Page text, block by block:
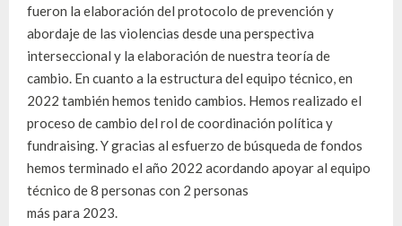
fueron la elaboración del protocolo de prevención y
abordaje de las violencias desde una perspectiva
interseccional y la elaboración de nuestra teoría de
cambio. En cuanto a la estructura del equipo técnico, en
2022 también hemos tenido cambios. Hemos realizado el
proceso de cambio del rol de coordinación política y
fundraising. Y gracias al esfuerzo de búsqueda de fondos
hemos terminado el año 2022 acordando apoyar al equipo
técnico de 8 personas con 2 personas
más para 2023.